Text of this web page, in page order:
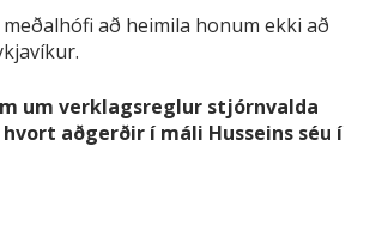
að heimila honum ekki að
um verklagsreglur stjórnvalda
aðgerðir í máli Husseins séu í